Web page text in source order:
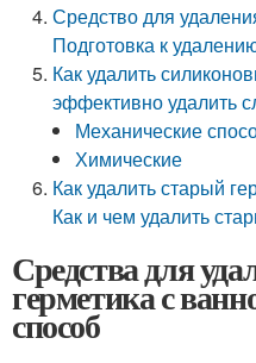
Средство для
Подготовка к
Как удалить
эффективно удалить
Механические
Химические
Как удалить старый
Как и чем удалить
Средства для
герметика с
способ